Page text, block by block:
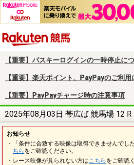
【重要】パスキーログインの一時停止に
【重要】楽天ポイント、PayPayのご利
【重要】PayPayチャージ時の注意事項
2025年08月03日 帯広ば 競馬場 12 R
お知らせ
・「条件に合致する映像は取得できませんでし
ちら をご確認ください。
・レース映像が見られない方は こちら をご確認